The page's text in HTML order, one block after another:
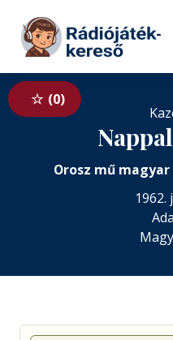
Tovább a tartalomhoz
0
Orosz mű
1962.